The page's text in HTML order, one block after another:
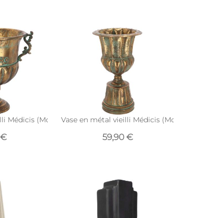
Médicis (Modèle 3)
€
Vase en métal vieilli Médicis (Modèle 5)
59,90 €